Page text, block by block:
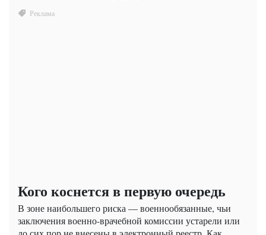
Кого коснется в первую очередь
В зоне наибольшего риска — военнообязанные, чьи
заключения военно-врачебной комиссии устарели или